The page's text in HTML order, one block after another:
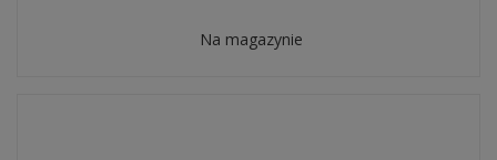
Na magazynie